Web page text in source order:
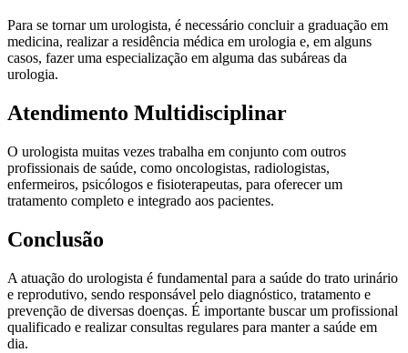
Para se tornar um urologista, é necessário concluir a graduação em
medicina, realizar a residência médica em urologia e, em alguns
casos, fazer uma especialização em alguma das subáreas da
urologia.
Atendimento Multidisciplinar
O urologista muitas vezes trabalha em conjunto com outros
profissionais de saúde, como oncologistas, radiologistas,
enfermeiros, psicólogos e fisioterapeutas, para oferecer um
tratamento completo e integrado aos pacientes.
Conclusão
A atuação do urologista é fundamental para a saúde do trato urinário
e reprodutivo, sendo responsável pelo diagnóstico, tratamento e
prevenção de diversas doenças. É importante buscar um profissional
qualificado e realizar consultas regulares para manter a saúde em
dia.